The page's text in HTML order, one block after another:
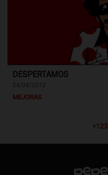
DESPERTAMOS
MEJORAS
<1 23